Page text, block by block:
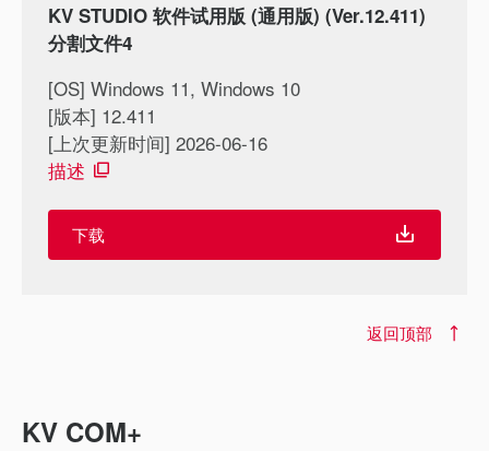
KV STUDIO 软件试用版 (通用版) (Ver.12.411)
分割文件4
[OS] Windows 11, Windows 10
[版本] 12.411
[上次更新时间] 2026-06-16
描述
下载
返回顶部
KV COM+